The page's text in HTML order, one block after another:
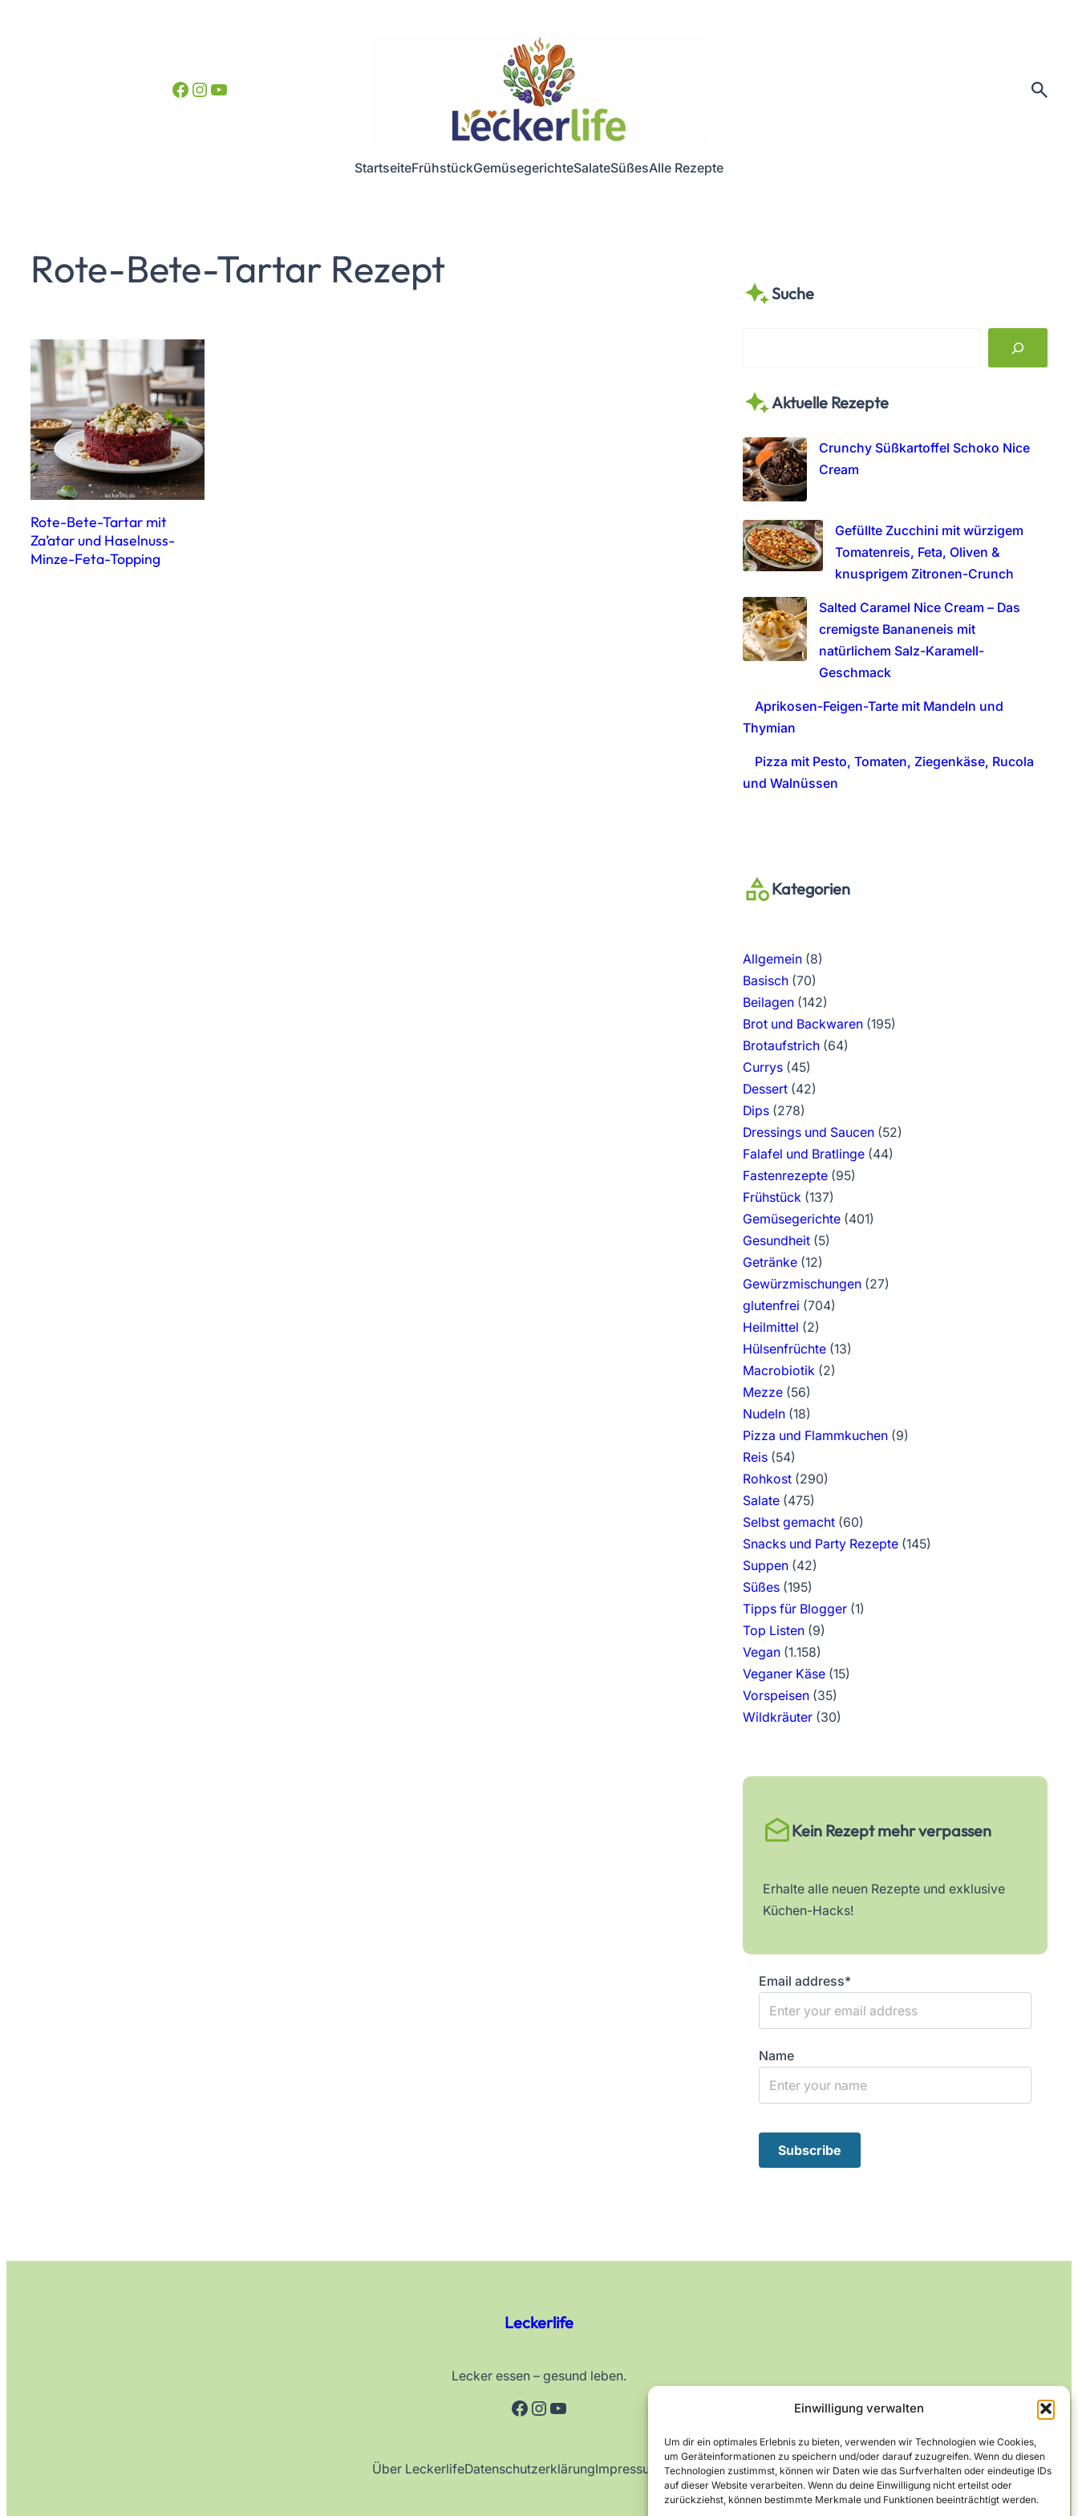
Einwilligung verwalten
Um dir ein optimales Erlebnis zu bieten, verwenden wir Technologien wie Cookies,
um Geräteinformationen zu speichern und/oder darauf zuzugreifen. Wenn du diesen
Technologien zustimmst, können wir Daten wie das Surfverhalten oder eindeutige IDs
auf dieser Website verarbeiten. Wenn du deine Einwilligung nicht erteilst oder
zurückziehst, können bestimmte Merkmale und Funktionen beeinträchtigt werden.
Facebook InstagramYouTube
StartseiteFrühstückGemüsegerichteSalateSüßesAlle Rezepte
Rote-Bete-Tartar Rezept
Rote-Bete-Tartar mit
Za’atar und Haselnuss-
Minze-Feta-Topping
Suche
r
h
Aktuelle Rezepte
Crunchy Süßkartoffel Schoko Nice
Cream
Gefüllte Zucchini mit würzigem
Tomatenreis, Feta, Oliven &
knusprigem Zitronen-Crunch
Salted Caramel Nice Cream – Das
cremigste Bananeneis mit
natürlichem Salz-Karamell-
Geschmack
Aprikosen-Feigen-Tarte mit Mandeln und
Thymian
Pizza mit Pesto, Tomaten, Ziegenkäse, Rucola
und Walnüssen
Kategorien
Allgemein(8)
Basisch(70)
Beilagen(142)
Brot und Backwaren(195)
Brotaufstrich(64)
Currys(45)
Dessert(42)
Dips(278)
Dressings und Saucen(52)
Falafel und Bratlinge(44)
Fastenrezepte(95)
Frühstück (137)
Gemüsegerichte(401)
Gesundheit(5)
Getränke(12)
Gewürzmischungen(27)
glutenfrei (704)
Heilmittel (2)
Hülsenfrüchte(13)
Macrobiotik (2)
Mezze(56)
Nudeln(18)
Pizza und Flammkuchen(9)
Reis(54)
Rohkost(290)
Salate(475)
Selbst gemacht(60)
Snacks und Party Rezepte(145)
Suppen(42)
Süßes(195)
Tipps für Blogger(1)
Top Listen(9)
Vegan(1.158)
Veganer Käse(15)
Vorspeisen(35)
Wildkräuter(30)
Kein Rezept mehr verpassen
Erhalte alle neuen Rezepte und exklusive
Küchen-Hacks!
Email address*
Name
Leckerlife
Lecker essen – gesund leben.
Facebook
Instagram
YouTube
Über LeckerlifeDatenschutzerklärungImpressum Kontakt